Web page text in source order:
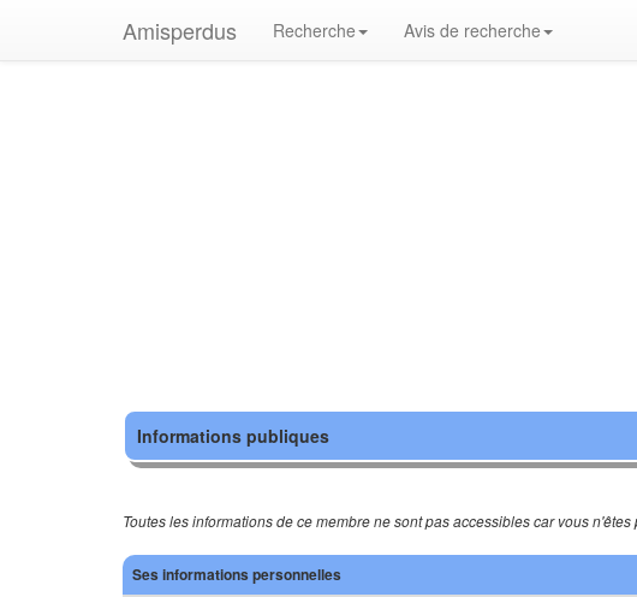
Amisperdus Recherche Avis de recherche
Informations publiques
Toutes les informations de ce membre ne sont pas accessibles car vous n'êtes
Ses informations personnelles